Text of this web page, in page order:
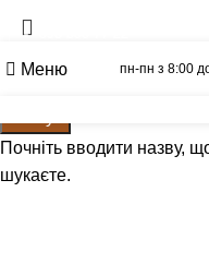
Меню пн-пн з 8:00
Почніть вводити назву,
шукаєте.